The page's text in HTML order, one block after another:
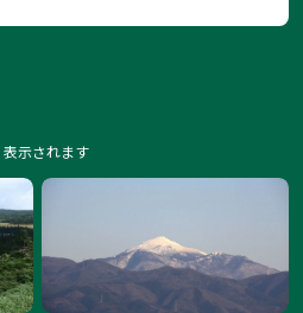
示されます